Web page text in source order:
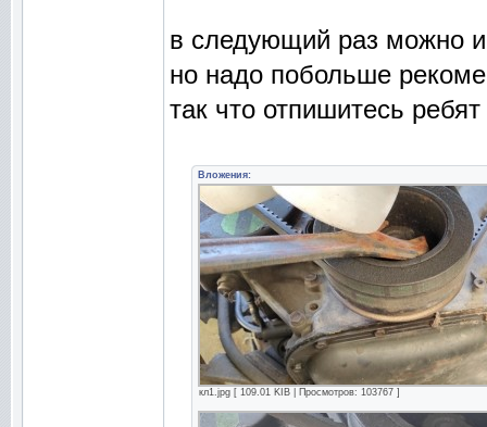
в следующий раз можно
но надо побольше
так что отпишитесь ребят
Вложения:
кл1.jpg [ 109.01 KIB | Просмотров: 103767 ]